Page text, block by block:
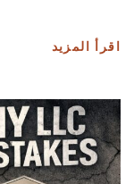
اقرأ المزيد